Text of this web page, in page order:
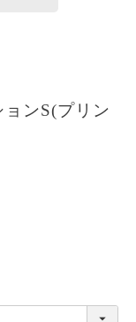
ョンS(プリン